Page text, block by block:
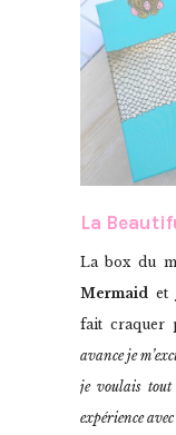
La
La box du
Mermaid et
fait craquer
avance je
je voulais tout
expérience